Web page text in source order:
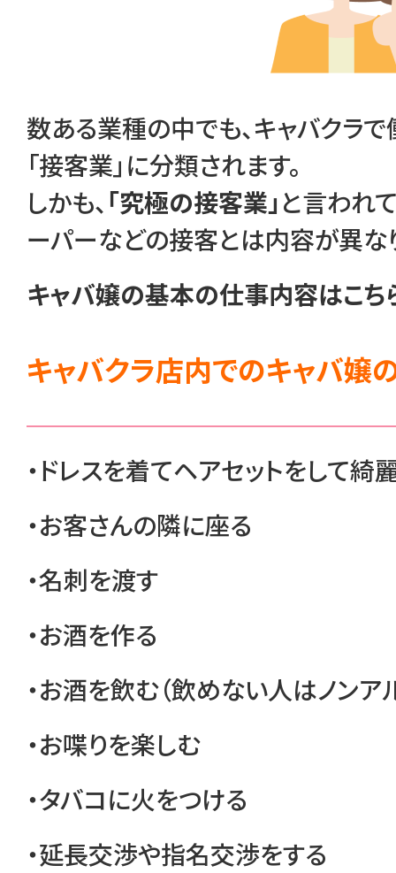
数ある業種の中でも、キャバクラ
「接客業」に分類されます。
しかも、 「究極の接客業」 と言われ
ーパーなどの接客とは内容が異な
キャバ嬢の基本の仕事内容はこち
キャバクラ店内でのキャバ嬢
・ドレスを着てヘアセットをして綺
・お客さんの隣に座る
・名刺を渡す
・お酒を作る
・お酒を飲む（飲めない人はノンア
・お喋りを楽しむ
・タバコに火をつける
・延長交渉や指名交渉をする